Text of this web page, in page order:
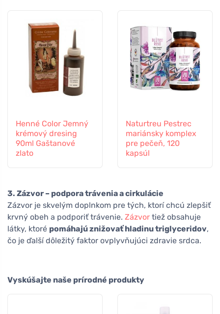
Henné Color Jemný
krémový dresing
90ml Gaštanové
zlato
Naturtreu Pestrec
mariánsky komplex
pre pečeň, 120
kapsúl
3. Zázvor – podpora trávenia a cirkulácie
Zázvor je skvelým doplnkom pre tých, ktorí chcú zlepšiť
krvný obeh a podporiť trávenie. Zázvor tiež obsahuje
látky, ktoré pomáhajú znižovať hladinu triglyceridov,
čo je ďalší dôležitý faktor ovplyvňujúci zdravie srdca.
Vyskúšajte naše prírodné produkty